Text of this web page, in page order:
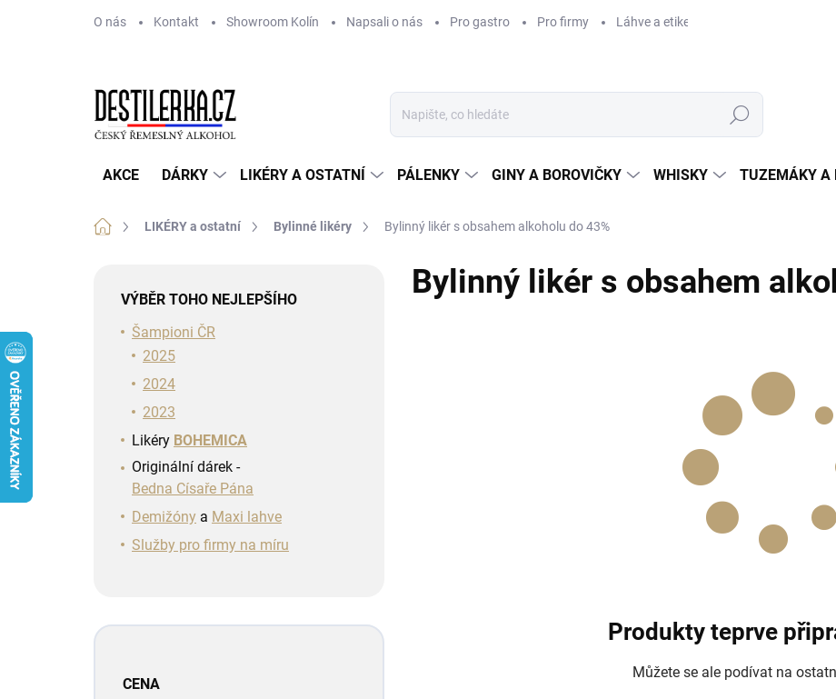
O nás Kontakt Showroom Kolín Napsali o nás Pro gastro Pro firmy Láhve a etikety na míru
Hledat
AKCE DÁRKY LIKÉRY A OSTATNÍ PÁLENKY GINY A BOROVIČKY WHISKY TUZEMÁKY A
Domů LIKÉRY a ostatní Bylinné likéry Bylinný likér s obsahem alkoholu do 43%
VÝBĚR TOHO NEJLEPŠÍHO
Šampioni ČR
2025
2024
2023
Likéry BOHEMICA
Originální dárek -
Bedna Císaře Pána
Demižóny a Maxi lahve
Služby pro firmy na míru
CENA
Bylinný likér s obsahem
Produkty teprve
Můžete se ale podívat na